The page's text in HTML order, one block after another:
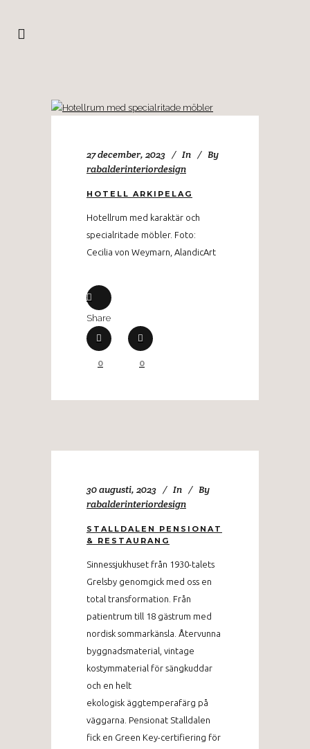
27 december, 2023 In
By
rabalderinteriordesign
HOTELL ARKIPELAG
Hotellrum med karaktär och
specialritade möbler. Foto:
Cecilia von Weymarn, AlandicArt
Share
0 0
30 augusti, 2023 In
By
rabalderinteriordesign
STALLDALEN PENSIONAT
& RESTAURANG
Sinnessjukhuset från 1930-talets
Grelsby genomgick med oss en
total transformation. Från
patientrum till 18 gästrum med
nordisk sommarkänsla. Återvunna
byggnadsmaterial, vintage
kostymmaterial för sängkuddar
och en helt
ekologisk äggtemperafärg på
väggarna. Pensionat Stalldalen
fick en Green Key-certifiering för